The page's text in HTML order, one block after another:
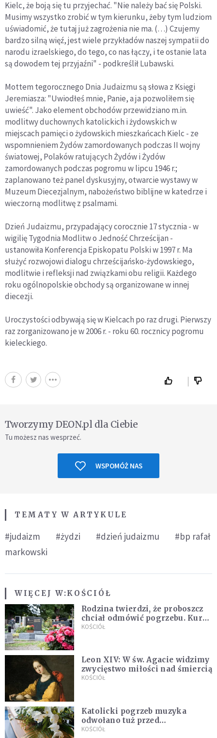
Kielc, że boją się tu przyjechać. "Nie należy bać się Polski.
Musimy wszystko zrobić w tym kierunku, żeby tym ludziom
uświadomić, że tutaj już zagrożenia nie ma. (…) Czujemy
bardzo silną więź, jest wiele przykładów naszej sympatii do
narodu izraelskiego, do tego, co nas łączy, i te ostanie lata
są dowodem tej przyjaźni" - podkreślił Lubawski.
Mottem tegorocznego Dnia Judaizmu są słowa z Księgi
Jeremiasza: "Uwiodłeś mnie, Panie, a ja pozwoliłem się
uwieść". Jako element obchodów przewidziano m.in.
modlitwy duchownych katolickich i żydowskich w
miejscach pamięci o żydowskich mieszkańcach Kielc - ze
wspomnieniem Żydów zamordowanych podczas II wojny
światowej, Polaków ratujących Żydów i Żydów
zamordowanych podczas pogromu w lipcu 1946 r.;
zaplanowano też panel dyskusyjny, otwarcie wystawy w
Muzeum Diecezjalnym, nabożeństwo biblijne w katedrze i
wieczorną modlitwę z psalmami.
Dzień Judaizmu, przypadający corocznie 17 stycznia - w
wigilię Tygodnia Modlitw o Jedność Chrześcijan -
ustanowiła Konferencja Episkopatu Polski w 1997 r. Ma
służyć rozwojowi dialogu chrześcijańsko-żydowskiego,
modlitwie i refleksji nad związkami obu religii. Każdego
roku ogólnopolskie obchody są organizowane w innej
diecezji.
Uroczystości odbywają się w Kielcach po raz drugi. Pierwszy
raz zorganizowano je w 2006 r. - roku 60. rocznicy pogromu
kieleckiego.
Tworzymy DEON.pl dla Ciebie
Tu możesz nas wesprzeć.
WSPOMÓŻ NAS
TEMATY W ARTYKULE
#judaizm #żydzi #dzień judaizmu
#bp rafał
markowski
WIĘCEJ W:KOŚCIÓŁ
Rodzina twierdzi, że proboszcz
chciał odmówić pogrzebu. Kuria
zapowiada wyjaśnienia
KOŚCIÓŁ
Leon XIV: W św. Agacie widzimy
zwycięstwo miłości nad śmiercią
KOŚCIÓŁ
Katolicki pogrzeb muzyka
odwołano tuż przed
uroczystością. Powodem była
KOŚCIÓŁ